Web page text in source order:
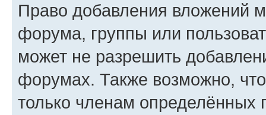
Право добавления вложений
форума, группы или
может не разрешить
форумах. Также возможно,
только членам определённых